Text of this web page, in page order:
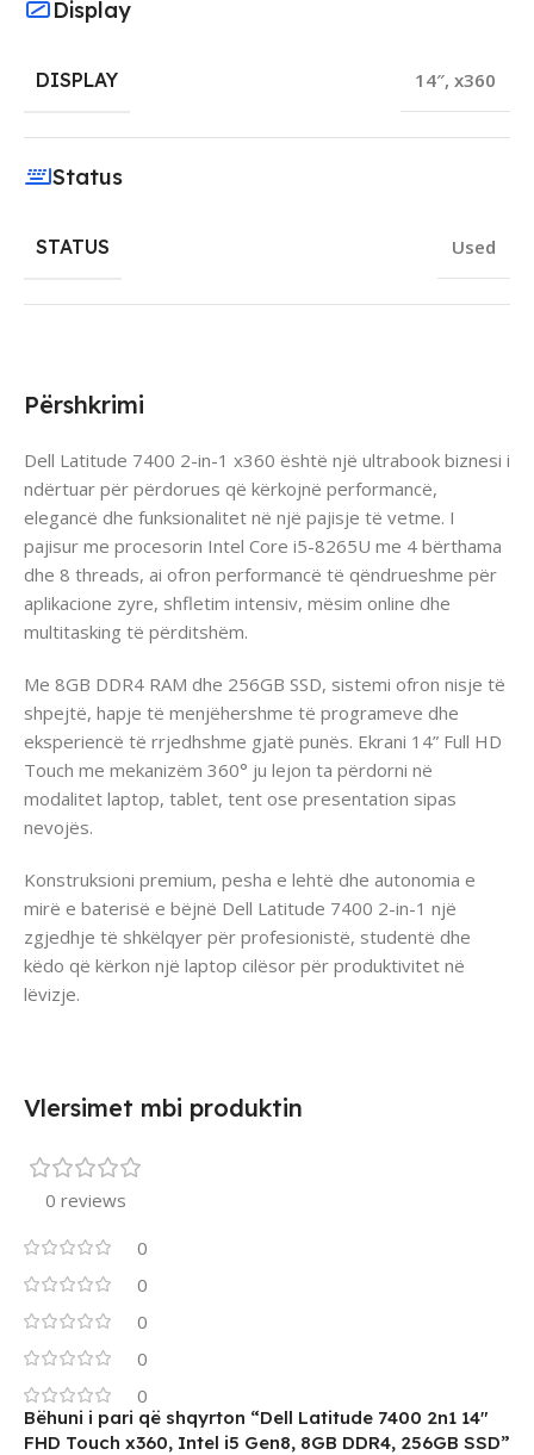
Përshkrimi
Dell Latitude 7400 2-in-1 x360 është një ultrabook biznesi i
ndërtuar për përdorues që kërkojnë performancë,
elegancë dhe funksionalitet në një pajisje të vetme. I
pajisur me procesorin Intel Core i5-8265U me 4 bërthama
dhe 8 threads, ai ofron performancë të qëndrueshme për
aplikacione zyre, shfletim intensiv, mësim online dhe
multitasking të përditshëm.
Me 8GB DDR4 RAM dhe 256GB SSD, sistemi ofron nisje të
shpejtë, hapje të menjëhershme të programeve dhe
eksperiencë të rrjedhshme gjatë punës. Ekrani 14” Full HD
Touch me mekanizëm 360° ju lejon ta përdorni në
modalitet laptop, tablet, tent ose presentation sipas
nevojës.
Konstruksioni premium, pesha e lehtë dhe autonomia e
mirë e baterisë e bëjnë Dell Latitude 7400 2-in-1 një
zgjedhje të shkëlqyer për profesionistë, studentë dhe
këdo që kërkon një laptop cilësor për produktivitet në
lëvizje.
Display
DISPLAY 14″, x360
Status
STATUS Used
Vlersimet mbi produktin
0 reviews
0
0
0
0
0
Bëhuni i pari që shqyrton “Dell Latitude 7400 2n1 14″
FHD Touch x360, Intel i5 Gen8, 8GB DDR4, 256GB SSD”